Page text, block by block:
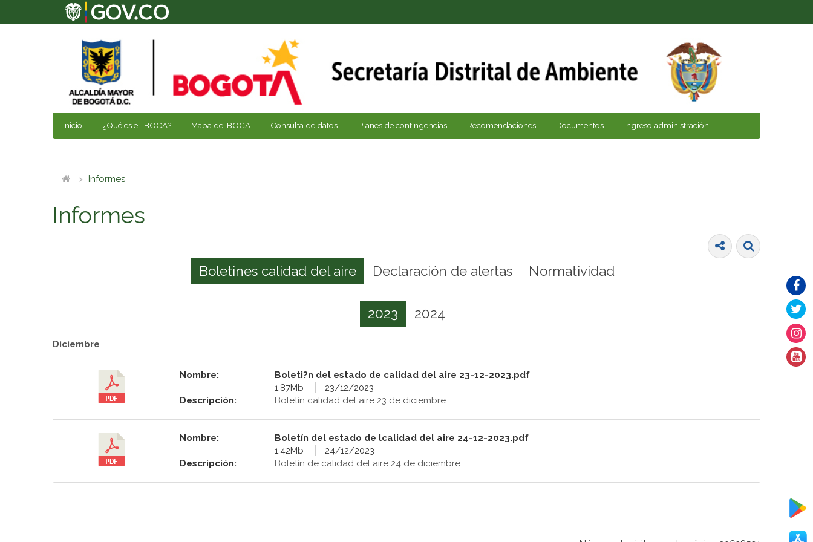
Inicio ¿Qué es el IBOCA? Mapa de IBOCA Consulta de datos Planes de contingencias Recomendaciones Documentos Ingreso administración
Informes
Informes
Boletines calidad del aire Declaración de alertas Normatividad
2023 2024
Diciembre
Nombre:
Boleti?n del estado de calidad del aire 23-12-2023.pdf
1.87Mb
23/12/2023
Descripción:
Boletín calidad del aire 23 de diciembre
Nombre:
Boletín del estado de lcalidad del aire 24-12-2023.pdf
1.42Mb
24/12/2023
Descripción:
Boletín de calidad del aire 24 de diciembre